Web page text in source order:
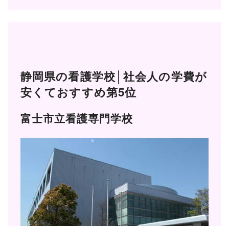
静岡県の看護学校│社会人の学費が
安くておすすめ第5位
富士市立看護専門学校